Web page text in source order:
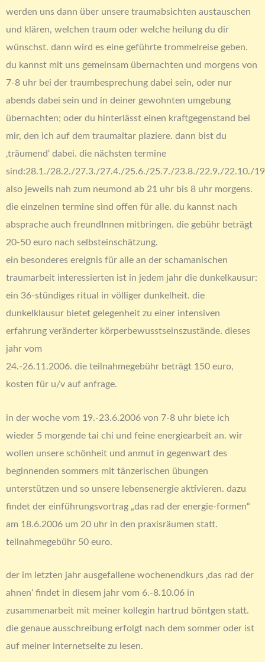
werden uns dann über unsere traumabsichten austauschen
und klären, welchen traum oder welche heilung du dir
wünschst. dann wird es eine geführte trommelreise geben.
du kannst mit uns gemeinsam übernachten und morgens von
7-8 uhr bei der traumbesprechung dabei sein, oder nur
abends dabei sein und in deiner gewohnten umgebung
übernachten; oder du hinterlässt einen kraftgegenstand bei
mir, den ich auf dem traumaltar plaziere. dann bist du
‚träumend‘ dabei. die nächsten termine
sind:28.1./28.2./27.3./27.4./25.6./25.7./23.8./22.9./22.10./
also jeweils nah zum neumond ab 21 uhr bis 8 uhr morgens.
die einzelnen termine sind offen für alle. du kannst nach
absprache auch freundInnen mitbringen. die gebühr beträgt
20-50 euro nach selbsteinschätzung.
ein besonderes ereignis für alle an der schamanischen
traumarbeit interessierten ist in jedem jahr die dunkelkausur:
ein 36-stündiges ritual in völliger dunkelheit. die
dunkelklausur bietet gelegenheit zu einer intensiven
erfahrung veränderter körperbewusstseinszustände. dieses
jahr vom
24.-26.11.2006. die teilnahmegebühr beträgt 150 euro,
kosten für u/v auf anfrage.
in der woche vom 19.-23.6.2006 von 7-8 uhr biete ich
wieder 5 morgende tai chi und feine energiearbeit an. wir
wollen unsere schönheit und anmut in gegenwart des
beginnenden sommers mit tänzerischen übungen
unterstützen und so unsere lebensenergie aktivieren. dazu
findet der einführungsvortrag „das rad der energie-formen“
am 18.6.2006 um 20 uhr in den praxisräumen statt.
teilnahmegebühr 50 euro.
der im letzten jahr ausgefallene wochenendkurs ‚das rad der
ahnen‘ findet in diesem jahr vom 6.-8.10.06 in
zusammenarbeit mit meiner kollegin hartrud böntgen statt.
die genaue ausschreibung erfolgt nach dem sommer oder ist
auf meiner internetseite zu lesen.